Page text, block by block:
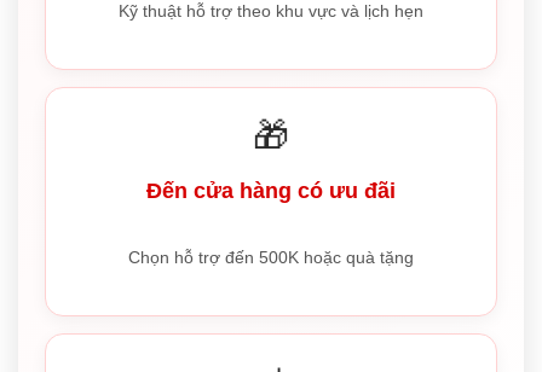
Kỹ thuật hỗ trợ theo khu vực và lịch hẹn
🎁
Đến cửa hàng có ưu đãi
Chọn hỗ trợ đến 500K hoặc quà tặng